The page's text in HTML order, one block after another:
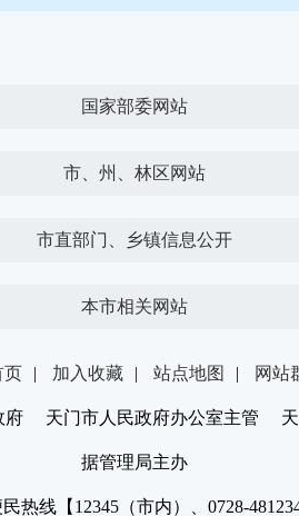
国家部委网站
市、州、林区网站
市直部门、乡镇信息公开
本市相关网站
页 | 加入收藏 | 站点地图 | 网站
府 天门市人民政府办公室主管 天
据管理局主办
热线【12345（市内）、0728-